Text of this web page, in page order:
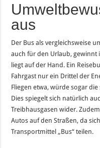
aus
Der Bus als vergleichsweise
auch für den Urlaub, gewinnt
liegt auf der Hand. Ein
Fahrgast nur ein Drittel der
Fliegen etwa, würde sogar
Dies spiegelt sich natürlich
Treibhausgasen wider.
Autos auf den Straßen, da
Transportmittel „Bus“ teilen.